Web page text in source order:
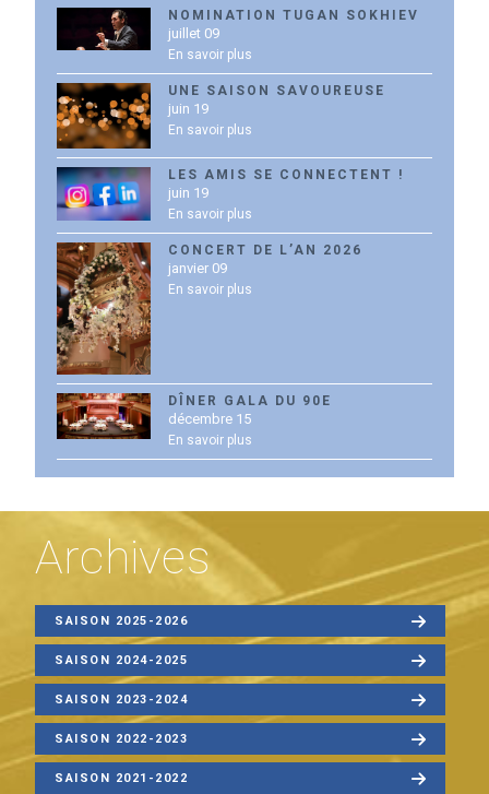
NOMINATION TUGAN SOKHIEV
juillet 09
En savoir plus
UNE SAISON SAVOUREUSE
juin 19
En savoir plus
LES AMIS SE CONNECTENT !
juin 19
En savoir plus
CONCERT DE L’AN 2026
janvier 09
En savoir plus
DÎNER GALA DU 90E
décembre 15
En savoir plus
Archives
SAISON 2025-2026
SAISON 2024-2025
SAISON 2023-2024
SAISON 2022-2023
SAISON 2021-2022